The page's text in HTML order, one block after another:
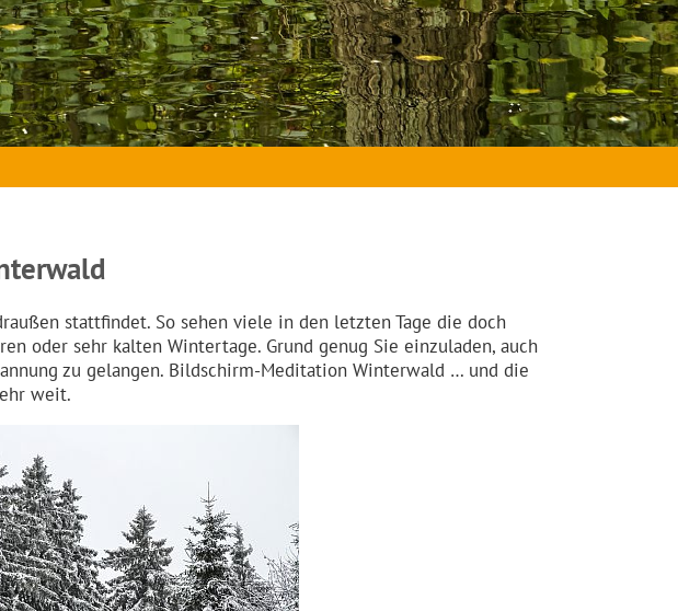
stattfindet. So sehen viele in den letzten Tage die doch
oder sehr kalten Wintertage. Grund genug Sie einzuladen, auch
zu gelangen. Bildschirm-Meditation Winterwald … und die
weit.